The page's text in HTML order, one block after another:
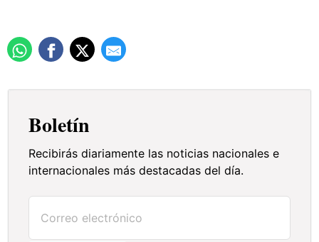
Boletín
Recibirás diariamente las noticias nacionales e
internacionales más destacadas del día.